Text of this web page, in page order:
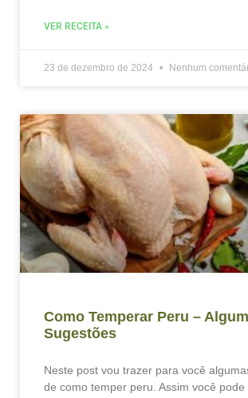
VER RECEITA »
23 de dezembro de 2024 Nenhum
Como Temperar Peru –
Sugestões
Neste post vou trazer para você
de como temper peru. Assim você pode